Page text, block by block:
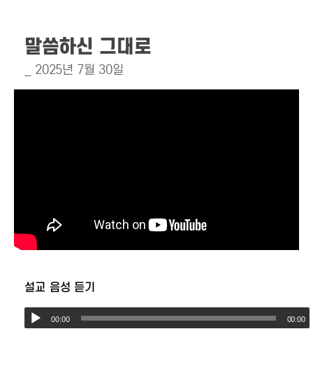
말씀하신 그대로
_ 2025년 7월 30일
설교 음성 듣기
00:00 00:00